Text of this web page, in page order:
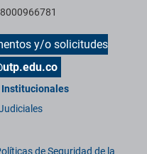
y/o solicitudes
Institucionales
de Seguridad de la